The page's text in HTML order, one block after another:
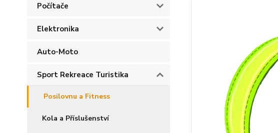
Počítače
Elektronika
Auto-Moto
Sport Rekreace Turistika
Posilovnu a Fitness
Kola a Příslušenství